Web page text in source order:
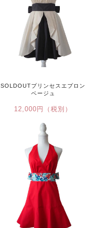
SOLDOUTプリンセスエプロン
ベージュ
12,000円（税別）